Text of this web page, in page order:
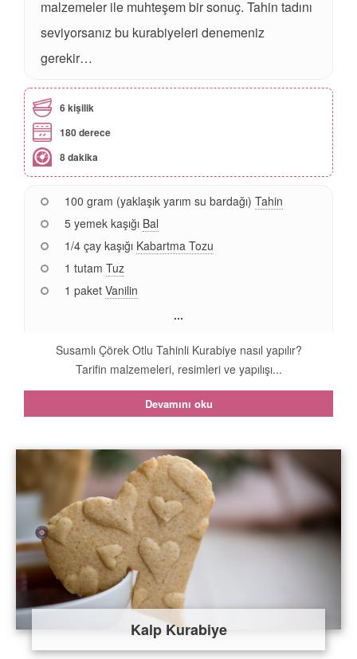
malzemeler ile muhteşem bir sonuç. Tahin tadını
seviyorsanız bu kurabiyeleri denemeniz
gerekir…
6 kişilik
180 derece
8 dakika
100 gram (yaklaşık yarım su bardağı) Tahin
5 yemek kaşığı Bal
1/4 çay kaşığı Kabartma Tozu
1 tutam Tuz
1 paket Vanilin
...
Susamlı Çörek Otlu Tahinli Kurabiye nasıl yapılır?
Tarifin malzemeleri, resimleri ve yapılışı...
Devamını oku
Kalp Kurabiye